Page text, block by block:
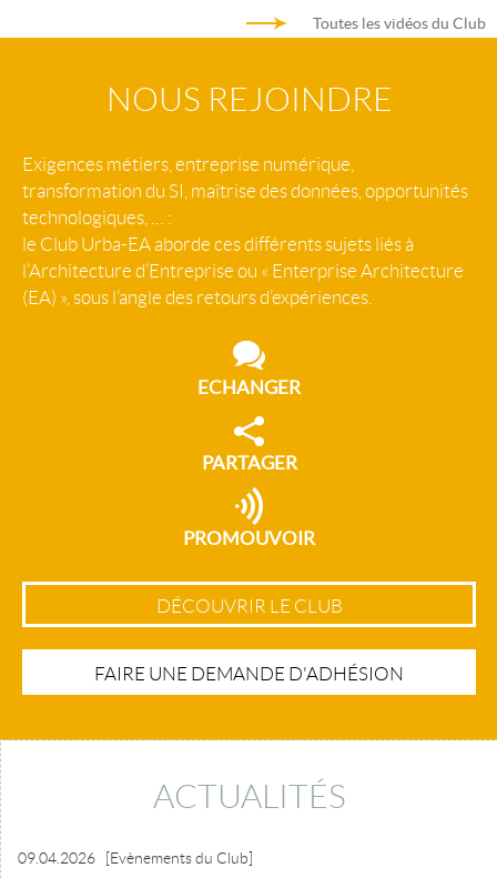
Toutes les vidéos du Club
NOUS REJOINDRE
Exigences métiers, entreprise numérique,
transformation du SI, maîtrise des données, opportunités
technologiques, … :
le Club Urba-EA aborde ces différents sujets liés à
l’Architecture d’Entreprise ou « Enterprise Architecture
(EA) », sous l’angle des retours d’expériences.
ECHANGER
PARTAGER
PROMOUVOIR
DÉCOUVRIR LE CLUB
FAIRE UNE DEMANDE D'ADHÉSION
ACTUALITÉS
09.04.2026 [Evènements du Club]